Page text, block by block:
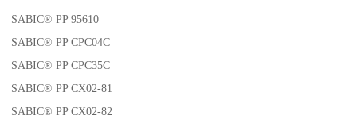
SABIC® PP 95610
SABIC® PP CPC04C
SABIC® PP CPC35C
SABIC® PP CX02-81
SABIC® PP CX02-82